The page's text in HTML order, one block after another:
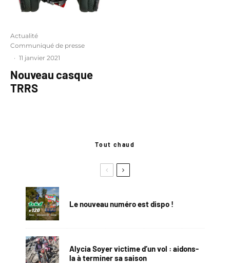
Actualité
Communiqué de presse
· 11 janvier 2021
Nouveau casque
TRRS
Tout chaud
Le nouveau numéro est dispo !
Alycia Soyer victime d’un vol : aidons-
la à terminer sa saison